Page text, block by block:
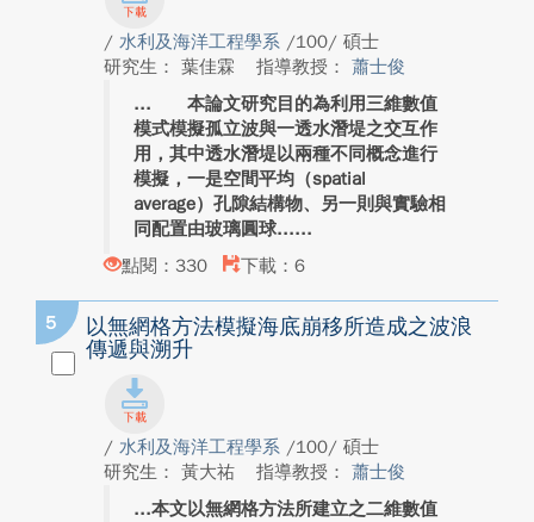
/ 水利及海洋工程學系 /100/ 碩士
研究生： 葉佳霖
指導教授： 蕭士俊
本論文研究目的為利用三維數值
模式模擬孤立波與一透水潛堤之交互作
用，其中透水潛堤以兩種不同概念進行
模擬，一是空間平均（spatial
average）孔隙結構物、另一則與實驗相
同配置由玻璃圓球...
點閱：330
下載：6
5
以無網格方法模擬海底崩移所造成之波浪
傳遞與溯升
/ 水利及海洋工程學系 /100/ 碩士
研究生： 黃大祐
指導教授： 蕭士俊
本文以無網格方法所建立之二維數值